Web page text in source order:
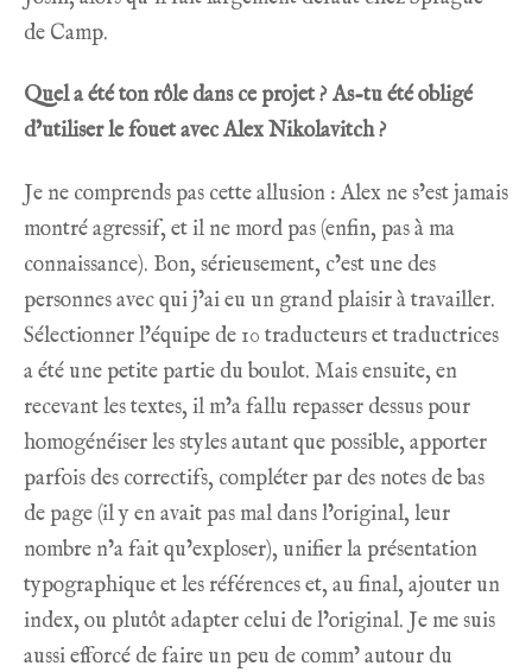
de Camp.
Quel a été ton rôle dans ce projet ? As-tu été obligé
d’utiliser le fouet avecAlex Nikolavitch?
Je ne comprends pas cette allusion : Alex ne s’est jamais
montré agressif, et il ne mord pas (enfin, pas à ma
connaissance). Bon, sérieusement, c’est une des
personnes avec qui j’ai eu un grand plaisir à travailler.
Sélectionner l’équipe de 10 traducteurs et traductrices
a été une petite partie du boulot. Mais ensuite, en
recevant les textes, il m’a fallu repasser dessus pour
homogénéiser les styles autant que possible, apporter
parfois des correctifs, compléter par des notes de bas
de page (il y en avait pas mal dans l’original, leur
nombre n’a fait qu’exploser), unifier la présentation
typographique et les références et, au final, ajouter un
index, ou plutôt adapter celui de l’original. Je me suis
aussi efforcé de faire un peu de comm’ autour du